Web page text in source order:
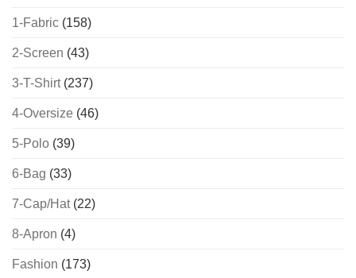
1-Fabric (158)
2-Screen (43)
3-T-Shirt(237)
4-Oversize (46)
5-Polo (39)
6-Bag (33)
7-Cap/Hat(22)
8-Apron (4)
Fashion (173)